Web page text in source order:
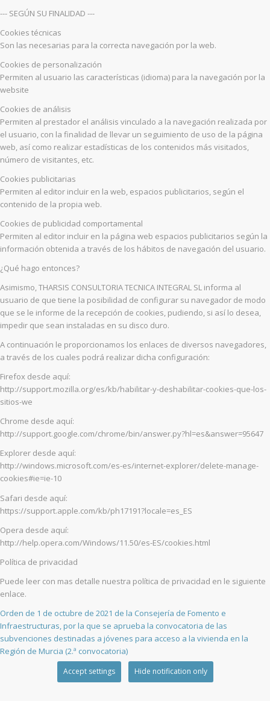
--- SEGÚN SU FINALIDAD ---
Cookies técnicas
Son las necesarias para la correcta navegación por la web.
Cookies de personalización
Permiten al usuario las características (idioma) para la navegación por la
website
Cookies de análisis
Permiten al prestador el análisis vinculado a la navegación realizada por
el usuario, con la finalidad de llevar un seguimiento de uso de la página
web, así como realizar estadísticas de los contenidos más visitados,
número de visitantes, etc.
Cookies publicitarias
Permiten al editor incluir en la web, espacios publicitarios, según el
contenido de la propia web.
Cookies de publicidad comportamental
Permiten al editor incluir en la página web espacios publicitarios según la
información obtenida a través de los hábitos de navegación del usuario.
¿Qué hago entonces?
Asimismo, THARSIS CONSULTORIA TECNICA INTEGRAL SL informa al
usuario de que tiene la posibilidad de configurar su navegador de modo
que se le informe de la recepción de cookies, pudiendo, si así lo desea,
impedir que sean instaladas en su disco duro.
A continuación le proporcionamos los enlaces de diversos navegadores,
a través de los cuales podrá realizar dicha configuración:
Firefox desde aquí:
http://support.mozilla.org/es/kb/habilitar-y-deshabilitar-cookies-que-los-
sitios-we
Chrome desde aquí:
http://support.google.com/chrome/bin/answer.py?hl=es&answer=95647
Explorer desde aquí:
http://windows.microsoft.com/es-es/internet-explorer/delete-manage-
cookies#ie=ie-10
Safari desde aquí:
https://support.apple.com/kb/ph17191?locale=es_ES
Opera desde aquí:
http://help.opera.com/Windows/11.50/es-ES/cookies.html
Política de privacidad
Puede leer con mas detalle nuestra política de privacidad en le siguiente
enlace.
Orden de 1 de octubre de 2021 de la Consejería de Fomento e
Infraestructuras, por la que se aprueba la convocatoria de las
subvenciones destinadas a jóvenes para acceso a la vivienda en la
Región de Murcia (2.ª convocatoria)
Accept settings Hide notification only